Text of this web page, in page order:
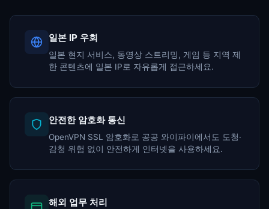
일본 IP 우회
일본 현지 서비스, 동영상 스트리밍, 게임 등 지역 제
한 콘텐츠에 일본 IP로 자유롭게 접근하세요.
안전한 암호화 통신
OpenVPN SSL 암호화로 공공 와이파이에서도 도청·
감청 위험 없이 안전하게 인터넷을 사용하세요.
해외 업무 처리